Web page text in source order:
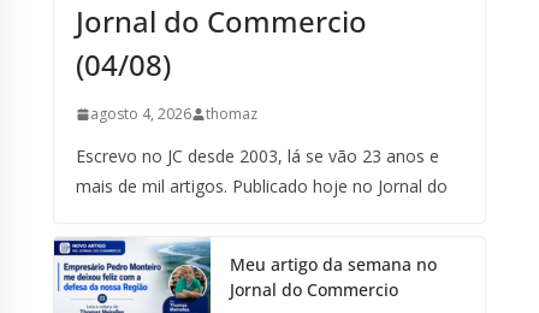
Jornal do Commercio
(04/08)
agosto 4, 2026 thomaz
Escrevo no JC desde 2003, lá se vão 23 anos e
mais de mil artigos. Publicado hoje no Jornal do
Meu artigo da semana no
Jornal do Commercio